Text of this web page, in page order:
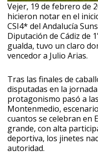
Vejer, 19 de febrero de
hicieron notar en el
CSI4* del Andalucía
Diputación de Cádiz de
gualda, tuvo un claro
vencedor a Julio Arias.
Tras las finales de
disputadas en la
protagonismo pasó a
Montenmedio,
cuantos se celebran en
grande, con alta
deportiva, los jinetes
autoridad.